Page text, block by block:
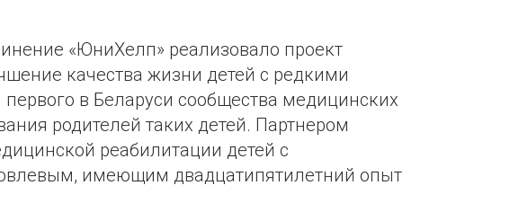
«ЮниХелп» реализовало проект
качества жизни детей с редкими
в Беларуси сообщества медицинских
родителей таких детей. Партнером
реабилитации детей с
имеющим двадцатипятилетний опыт